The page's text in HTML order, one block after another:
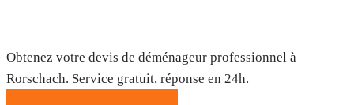
Obtenez votre devis de déménageur professionnel à
Rorschach. Service gratuit, réponse en 24h.